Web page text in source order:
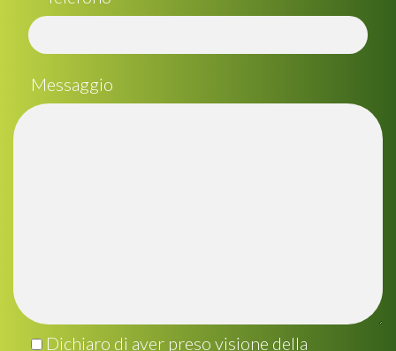
Messaggio
Dichiaro di aver preso visione della